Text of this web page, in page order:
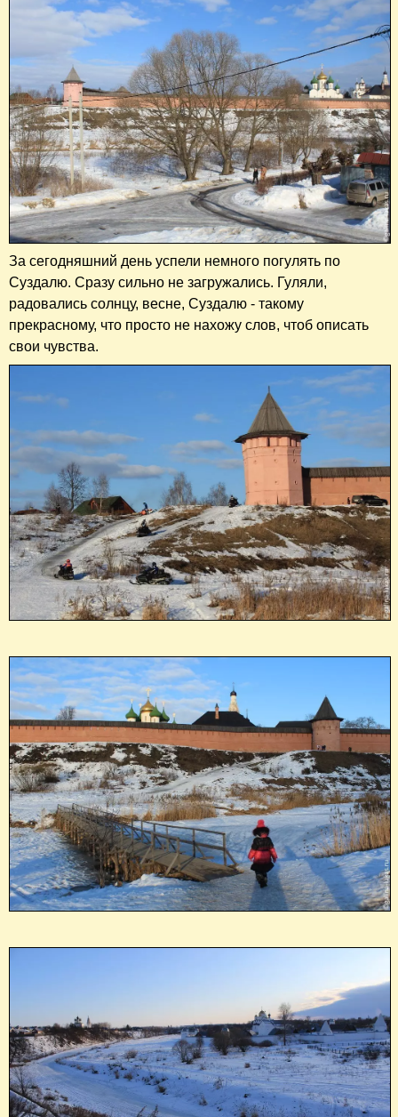
За сегодняшний день успели немного погулять по
Суздалю. Сразу сильно не загружались. Гуляли,
радовались солнцу, весне, Суздалю - такому
прекрасному, что просто не нахожу слов, чтоб описать
свои чувства.